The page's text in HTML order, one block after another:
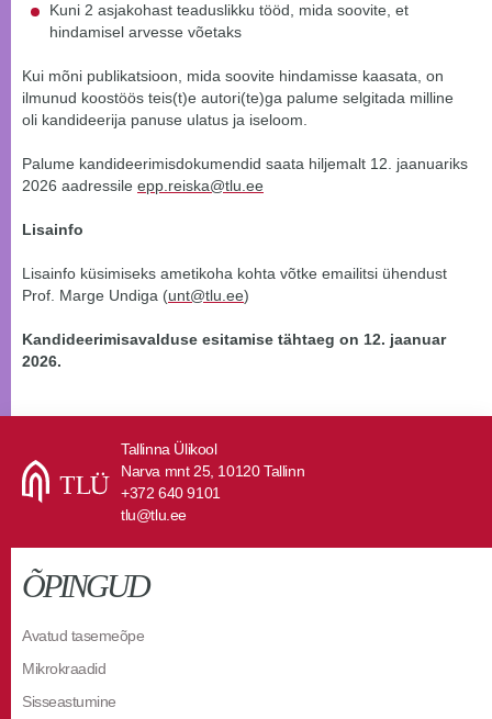
Kuni 2 asjakohast teaduslikku tööd, mida soovite, et
hindamisel arvesse võetaks
Kui mõni publikatsioon, mida soovite hindamisse kaasata, on
ilmunud koostöös teis(t)e autori(te)ga palume selgitada milline
oli kandideerija panuse ulatus ja iseloom.
Palume kandideerimisdokumendid saata hiljemalt 12. jaanuariks
2026 aadressile epp.reiska@tlu.ee
Lisainfo
Lisainfo küsimiseks ametikoha kohta võtke emailitsi ühendust
Prof. Marge Undiga (unt@tlu.ee)
Kandideerimisavalduse esitamise tähtaeg on 12. jaanuar
2026.
Tallinna Ülikool
Narva mnt 25, 10120 Tallinn
+372 640 9101
tlu@tlu.ee
ÕPINGUD
Avatud tasemeõpe
Mikrokraadid
Sisseastumine